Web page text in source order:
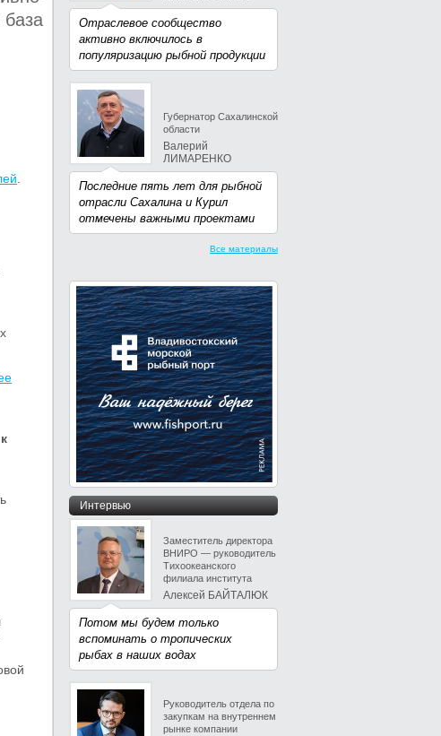
Отраслевое сообщество
активно включилось в
популяризацию рыбной продукции
Губернатор Сахалинской
области
Валерий
ЛИМАРЕНКО
Последние пять лет для рыбной
отрасли Сахалина и Курил
отмечены важными проектами
Все материалы
Интервью
Заместитель директора
ВНИРО — руководитель
Тихоокеанского
филиала института
Алексей БАЙТАЛЮК
Потом мы будем только
вспоминать о тропических
рыбах в наших водах
Руководитель отдела по
закупкам на внутреннем
рынке компании